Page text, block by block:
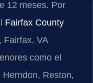
12 meses. Por
Fairfax County
Fairfax, VA
como el
Reston,